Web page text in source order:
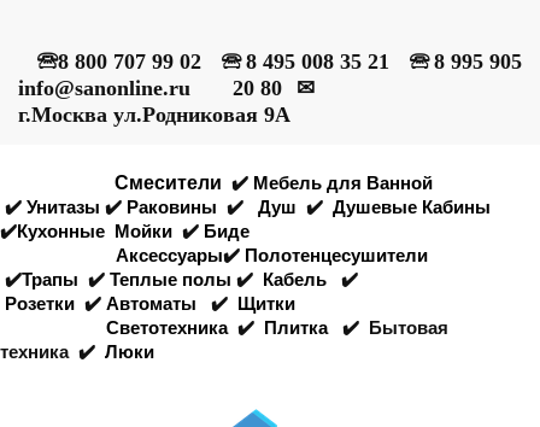
🕾8 800 707 99 02 🕾 8 495 008 35 21 🕾 8 995 905
20 80
✉
info@sanonline.ru
г.Москва ул.Родниковая 9А
Смесители ✔️ Мебель для Ванной
✔️ Унитазы ✔️ Раковины ✔️ Душ ✔️ Душевые Кабины
✔️Кухонные Мойки ✔️ Биде
Аксессуары✔️ Полотенцесушители
✔️Трапы ✔️ Теплые полы ✔️ Кабель
✔️
Розетки ✔️ Автоматы ✔️ Щитки
Светотехника ✔️ Плитка ✔️ Бытовая
техника ✔️ Люки